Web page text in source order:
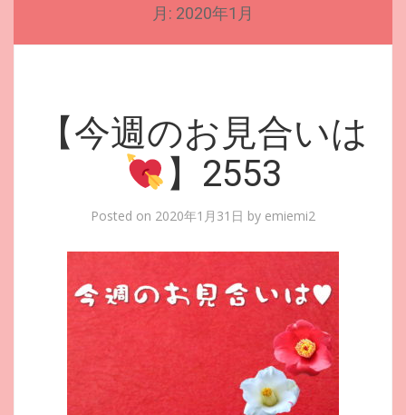
月: 2020年1月
【今週のお見合いは
】2553
Posted on 2020年1月31日 by emiemi2